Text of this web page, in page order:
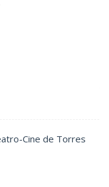
Cine de Torres